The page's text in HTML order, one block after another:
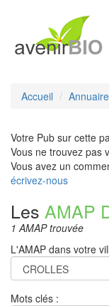
Accueil
Votre Pub sur cette
Vous ne trouvez pas
Vous avez un
écrivez-nous
Les AMAP
1 AMAP trouvée
L'AMAP dans votre
Mots clés :